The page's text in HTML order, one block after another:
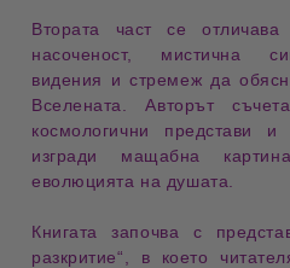
Втората част се
насоченост, мистична
видения
и стремеж да
Вселената. Авторът
космологични представи
изгради мащабна
еволюцията на душата.
Книгата започва с
разкритие“
, в което